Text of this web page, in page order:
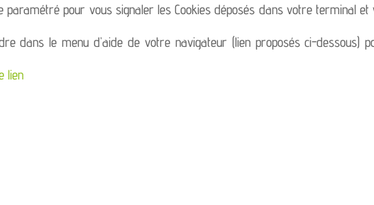
pour vous signaler les Cookies déposés dans votre terminal
dans le menu d’aide de votre navigateur (lien proposés ci-dessous)
lien